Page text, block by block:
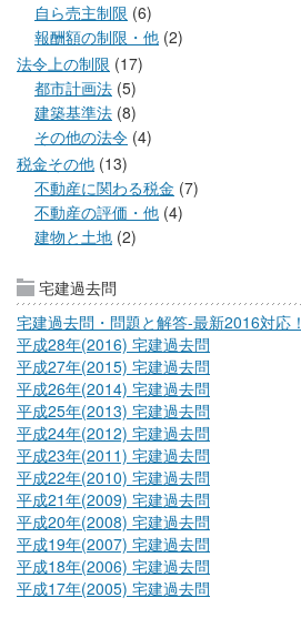
自ら売主制限 (6)
報酬額の制限・他 (2)
法令上の制限 (17)
都市計画法 (5)
建築基準法 (8)
その他の法令 (4)
税金その他 (13)
不動産に関わる税金 (7)
不動産の評価・他 (4)
建物と土地 (2)
宅建過去問
宅建過去問・問題と解答-最新2016対応！
平成28年(2016) 宅建過去問
平成27年(2015) 宅建過去問
平成26年(2014) 宅建過去問
平成25年(2013) 宅建過去問
平成24年(2012) 宅建過去問
平成23年(2011) 宅建過去問
平成22年(2010) 宅建過去問
平成21年(2009) 宅建過去問
平成20年(2008) 宅建過去問
平成19年(2007) 宅建過去問
平成18年(2006) 宅建過去問
平成17年(2005) 宅建過去問